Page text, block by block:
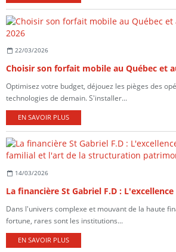
22/03/2026
Optimisez votre budget, déjouez les pièges des
technologies de demain. S'installer...
EN SAVOIR PLUS
14/03/2026
Dans l'univers complexe et mouvant de la haute
fortune, rares sont les institutions...
EN SAVOIR PLUS